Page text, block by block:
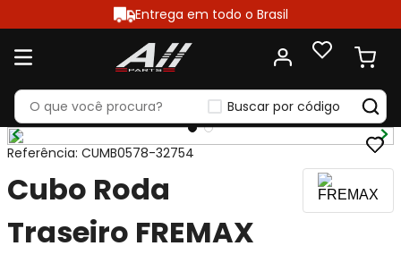
Entrega em todo o Brasil
Buscar por código
Referência: CUMB0578-32754
Cubo Roda
Traseiro FREMAX